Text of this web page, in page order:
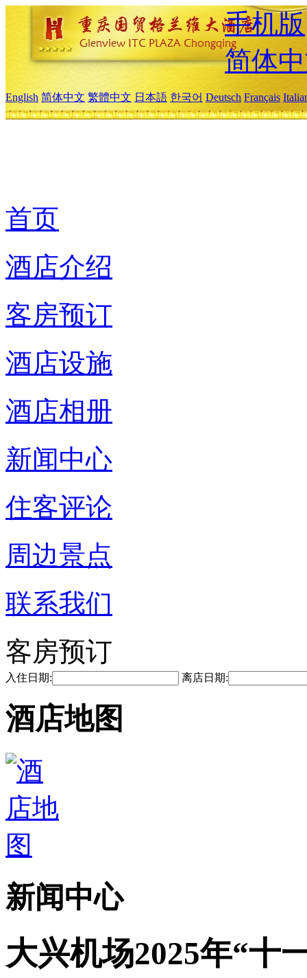
手机版
简体
English 简体中文 繁體中文 日本語 한국어 Deutsch Français
首页
酒店介绍
客房预订
酒店设施
酒店相册
新闻中心
住客评论
周边景点
联系我们
客房预订
入住日期: 离店日期:
酒店地图
新闻中心
大兴机场2025年“十